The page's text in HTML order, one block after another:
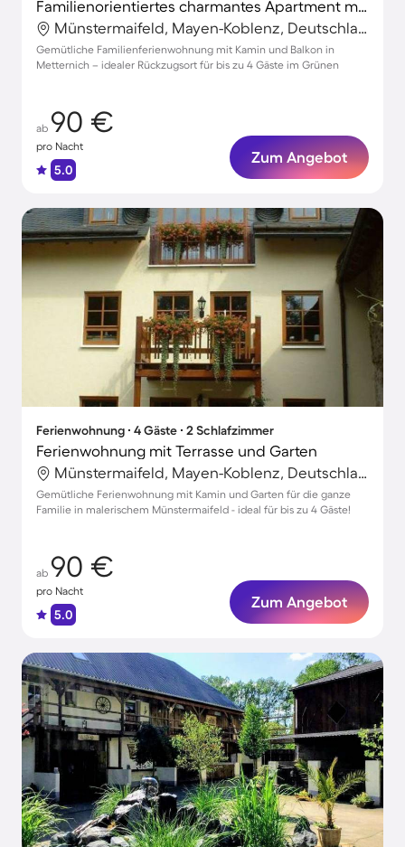
Familienorientiertes charmantes Apartment mit Garten und Terrasse
Münstermaifeld, Mayen-Koblenz, Deutschland
Gemütliche Familienferienwohnung mit Kamin und Balkon in
Metternich – idealer Rückzugsort für bis zu 4 Gäste im Grünen
ab 90 €
pro Nacht
5.0
Zum Angebot
Ferienwohnung ∙ 4 Gäste ∙ 2 Schlafzimmer
Ferienwohnung mit Terrasse und Garten
Münstermaifeld, Mayen-Koblenz, Deutschland
Gemütliche Ferienwohnung mit Kamin und Garten für die ganze
Familie in malerischem Münstermaifeld - ideal für bis zu 4 Gäste!
ab 90 €
pro Nacht
5.0
Zum Angebot